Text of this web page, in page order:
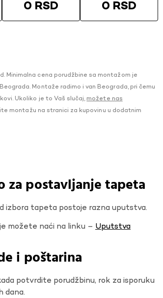
0 RSD 0 RSD
Minimalna cena porudžbine sa montažom je
Montaže radimo i van Beograda, pri čemu
Ukoliko je to Vaš slučaj, možete nas
montažu na stranici za kupovinu u dodatnim
za postavljanje tapeta
izbora tapeta postoje razna uputstva.
možete naći na linku – Uputstva
i poštarina
potvrdite porudžbinu, rok za isporuku
dana.